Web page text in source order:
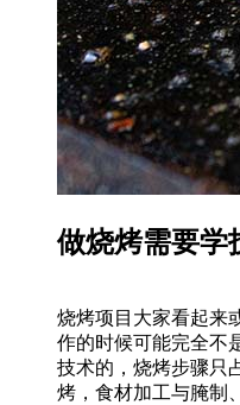
做烧烤需要学
烧烤项目大家看起来
作的时候可能完全不
技术的，烧烤步骤只
烤，食材加工与腌制